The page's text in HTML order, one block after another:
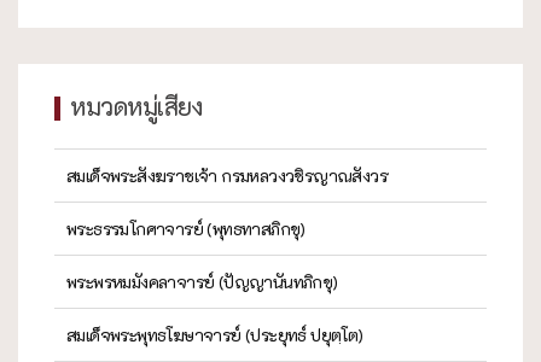
หมวดหมู่เสียง
สมเด็จพระสังฆราชเจ้า กรมหลวงวชิรญาณสังวร
พระธรรมโกศาจารย์ (พุทธทาสภิกขุ)
พระพรหมมังคลาจารย์ (ปัญญานันทภิกขุ)
สมเด็จพระพุทธโฆษาจารย์ (ประยุทธ์ ปยุตฺโต)